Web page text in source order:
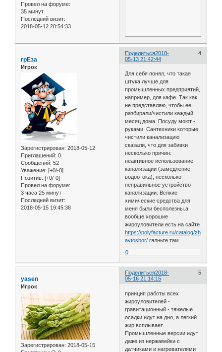
Провел на форуме:
35 минут
Последний визит:
2018-05-12 20:54:33
Поделиться 4
2018-
05-13 21:42:44
грЕза
Игрок
Зарегистрирован: 2018-05-12
Приглашений: 0
Сообщений: 52
Уважение: [+0/-0]
Позитив: [+0/-0]
Провел на форуме:
3 часа 25 минут
Последний визит:
2018-05-15 19:45:38
Для себя понял, что такая
штука лучше для
промышленных предприятий,
например, для кафе. Так как
не представляю, чтобы ее
разбирали/чистили каждый
месяц дома. Посуду моют -
руками. Сантехники которые
чистили канализацию
сказали, что для забивки
несколько причин:
неактивное использование
канализации (замедление
водоотока), несколько
неправильное устройство
канализации. Всякие
химические средства для
меня были бесполезны.а
вообще хорошие
жироуловители есть на сайте
https://polyfacture.ru/catalog/
avtosbor/ гялньте там
0
Поделиться 5
2018-
05-16 21:14:15
yasen
Игрок
Зарегистрирован: 2018-05-15
принцип работы всех
жироуловителей -
гравитационный - тяжелые
осадки идут на дно, а легкий
жир всплывает.
Промышленные версии идут
даже из нержавейки с
датчиками и нагревателями